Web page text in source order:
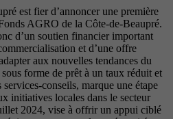
est fier d’annoncer une première
AGRO de la Côte-de-Beaupré.
d’un soutien financier important
et d’une offre
aux nouvelles tendances du
forme de prêt à un taux réduit et
conseils, marque une étape
initiatives locales dans le secteur
2024, vise à offrir un appui ciblé